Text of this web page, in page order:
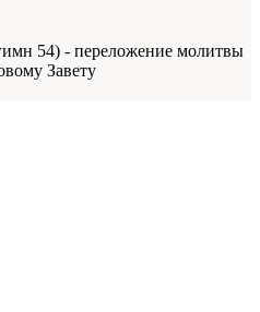
54) - переложение молитвы
Завету